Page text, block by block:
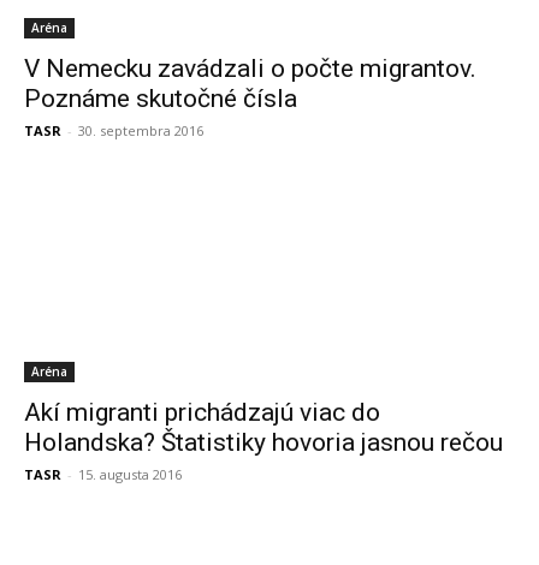
Aréna
V Nemecku zavádzali o počte migrantov.
Poznáme skutočné čísla
TASR - 30. septembra 2016
Aréna
Akí migranti prichádzajú viac do
Holandska? Štatistiky hovoria jasnou rečou
TASR - 15. augusta 2016